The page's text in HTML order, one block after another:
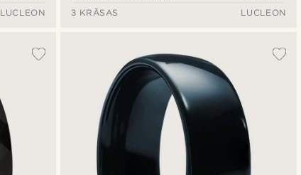
LUCLEON
3 KRĀSAS
LUCLEON